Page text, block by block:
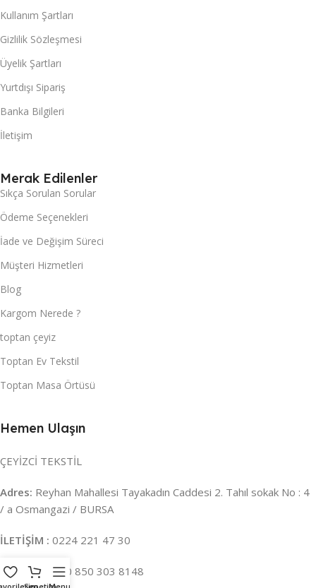
Kullanım Şartları
Gizlilik Sözleşmesi
Üyelik Şartları
Yurtdışı Sipariş
Banka Bilgileri
İletişim
Merak Edilenler
Sıkça Sorulan Sorular
Ödeme Seçenekleri
İade ve Değişim Süreci
Müşteri Hizmetleri
Blog
Kargom Nerede ?
toptan çeyiz
Toptan Ev Tekstil
Toptan Masa Örtüsü
Hemen Ulaşın
ÇEYİZCİ TEKSTİL
Adres: Reyhan Mahallesi Tayakadın Caddesi 2. Tahıl sokak No : 4
/ a Osmangazi / BURSA
İLETİŞİM : 0224 221 47 30
WHATSAPP :0 850 303 8148